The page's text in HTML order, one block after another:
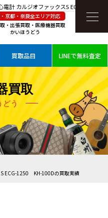
計 カルジオファックスS ECG-1250
京都・奈良全エリア対応
・出張買取・医療機器買取
かいほうどう
買取品目 LINEで無料査定
買取
どう
S ECG-1250 KH-100Dの買取実績